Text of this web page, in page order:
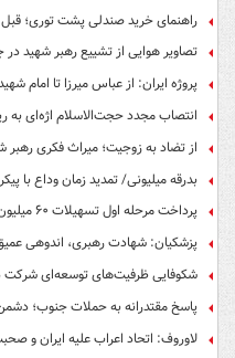
راهنمای خرید صندلی پشت توری؛ قبل
تصاویر هوایی از تشییع رهبر شهید در
پروژه ایران: از عباس میرزا تا امام
انتصاب مجدد حجت‌الاسلام اژه‌ای به
از تضاد به زوجیت؛ میراث فکری رهبر
بدرقه میلیونی/ تمدید زمان وداع با
پرداخت مرحله اول تسهیلات ۶۰ میلیون تومانی بازنشستگان تامین اجتماعی
پزشکیان: شهادت رهبری، اندوهی
شکوفایی ظرفیت‌های توسعه‌ای شرکت
پاسخ مقتدرانه به حملات جنوب؛
لاوروف: اتحاد اعراب علیه ایران و